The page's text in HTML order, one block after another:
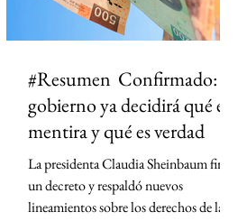
#Resumen Confirmado: el
gobierno ya decidirá qué es
mentira y qué es verdad
La presidenta Claudia Sheinbaum firmó
un decreto y respaldó nuevos
lineamientos sobre los derechos de las